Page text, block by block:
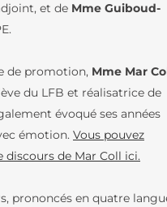
et de Mme Guiboud-
de promotion, Mme Mar
du LFB et réalisatrice de
évoqué ses années
émotion. Vous pouvez
discours de Mar Coll ici.
prononcés en quatre